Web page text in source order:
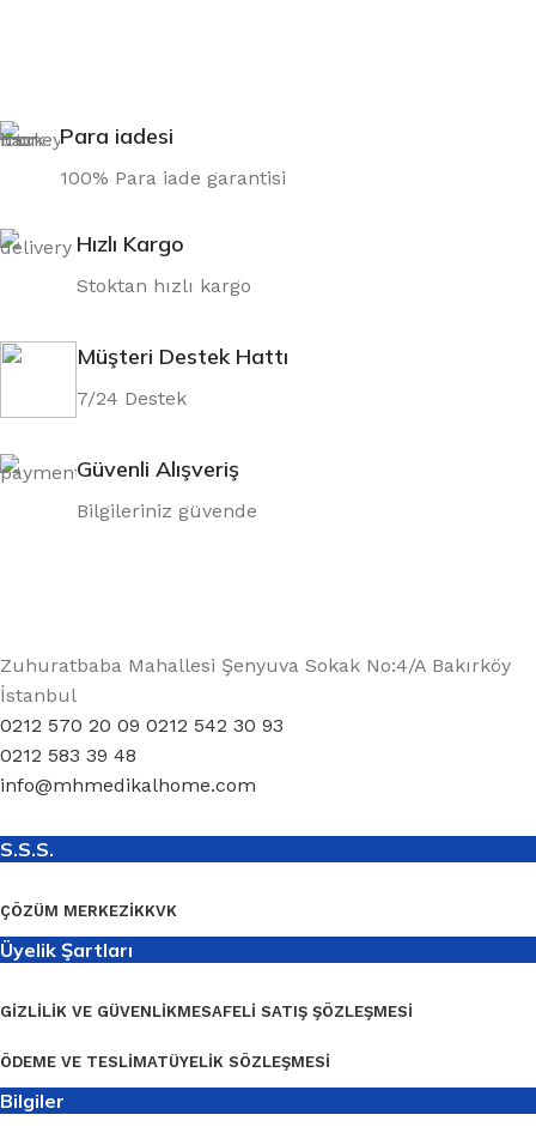
Para iadesi
100% Para iade garantisi
Hızlı Kargo
Stoktan hızlı kargo
Müşteri Destek Hattı
7/24 Destek
Güvenli Alışveriş
Bilgileriniz güvende
Zuhuratbaba Mahallesi Şenyuva Sokak No:4/A Bakırköy
İstanbul
0212 570 20 09 0212 542 30 93
0212 583 39 48
info@mhmedikalhome.com
S.S.S.
ÇÖZÜM MERKEZIKKVK
Üyelik Şartları
GIZLILIK VE GÜVENLIKMESAFELI SATIŞ ŞÖZLEŞMESI
ÖDEME VE TESLIMATÜYELIK SÖZLEŞMESI
Bilgiler